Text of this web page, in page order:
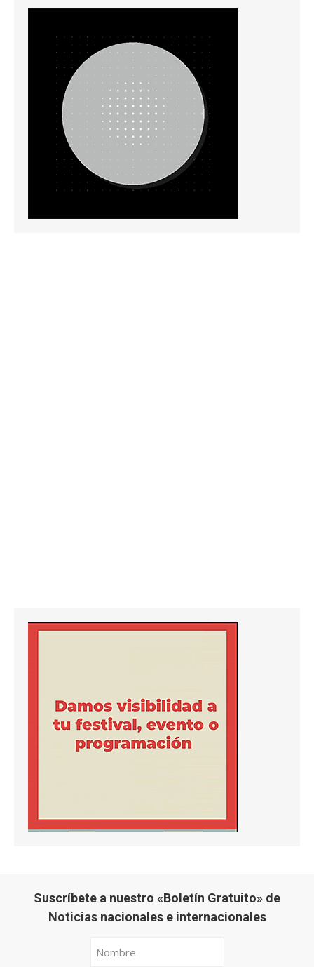
Suscríbete a nuestro «Boletín Gratuito» de
Noticias nacionales e internacionales